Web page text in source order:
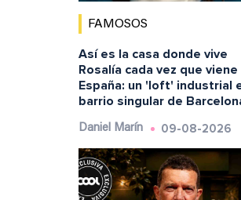
FAMOSOS
Así es la casa donde vive
Rosalía cada vez que viene
España: un 'loft' industrial
barrio singular de
Daniel Marín 09-08-2026